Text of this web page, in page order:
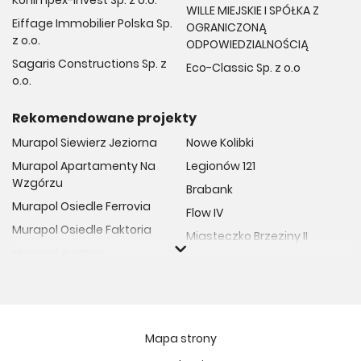
rozwiązania przeplatają się z historią, oferując tym samym
unikatowe mieszkania o wysokim standardzie, które szybko
zyskują na wartości.
Eiffage Immobilier Polska Sp.
z o.o.
Sagaris Constructions Sp. z
o.o.
WILLE MIEJSKIE I SPÓŁKA Z
OGRANICZONĄ
ODPOWIEDZIALNOŚCIĄ
Eco-Classic Sp. z o.o
Rekomendowane projekty
Murapol Siewierz Jeziorna
Murapol Apartamenty Na
Wzgórzu
Murapol Osiedle Ferrovia
Murapol Osiedle Faktoria
Murapol Osiedle Szafirove
Nowe Kolibki
Legionów 121
Brabank
Flow IV
Miasteczko Brzeziny II
Mapa strony